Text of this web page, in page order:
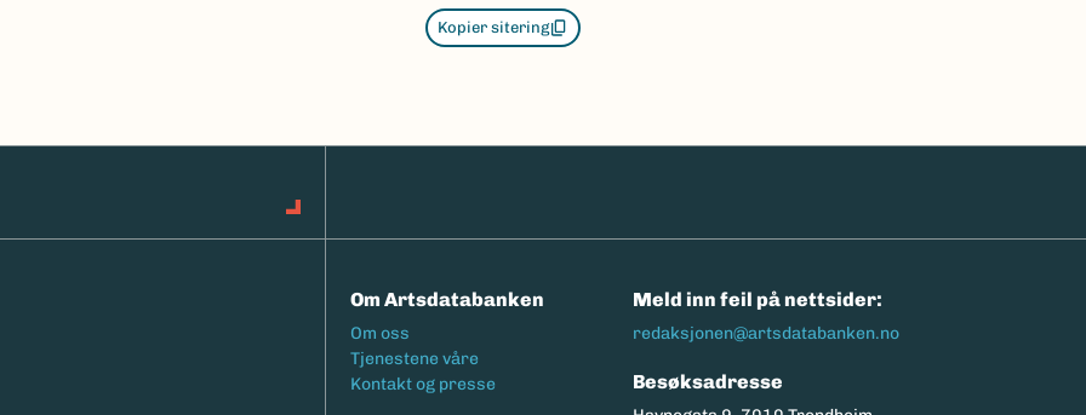
Kopier sitering
Om Artsdatabanken
Footermeny
Om oss
Tjenestene våre
Kontakt og presse
Meld inn feil på nettsider:
redaksjonen@artsdatabanken.no
Besøksadresse